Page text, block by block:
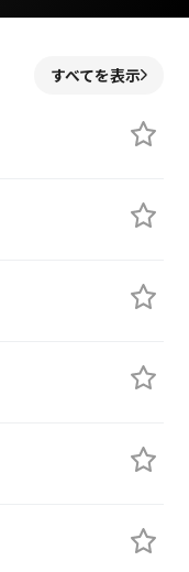
すべてを表示